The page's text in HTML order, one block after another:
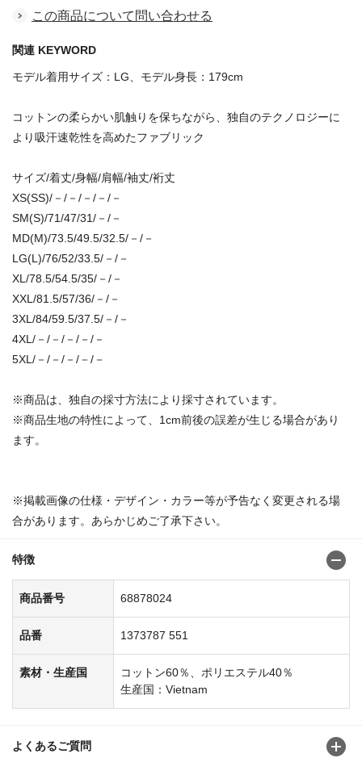
この商品について問い合わせる
関連 KEYWORD
モデル着用サイズ：LG、モデル身長：179cm
コットンの柔らかい肌触りを保ちながら、独自のテクノロジーに
より吸汗速乾性を高めたファブリック
サイズ/着丈/身幅/肩幅/袖丈/裄丈
XS(SS)/－/－/－/－/－
SM(S)/71/47/31/－/－
MD(M)/73.5/49.5/32.5/－/－
LG(L)/76/52/33.5/－/－
XL/78.5/54.5/35/－/－
XXL/81.5/57/36/－/－
3XL/84/59.5/37.5/－/－
4XL/－/－/－/－/－
5XL/－/－/－/－/－
※商品は、独自の採寸方法により採寸されています。
※商品生地の特性によって、1cm前後の誤差が生じる場合があり
ます。
※掲載画像の仕様・デザイン・カラー等が予告なく変更される場
合があります。あらかじめご了承下さい。
特徴
商品番号 68878024
品番 1373787 551
素材・生産国
コットン60％、ポリエステル40％
生産国：Vietnam
よくあるご質問